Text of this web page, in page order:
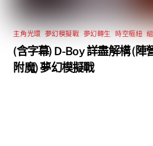
主角光環 夢幻模擬戰 夢幻轉生 ,時空樞紐 ,
(含字幕) D-Boy 詳盡解構 (陣
附魔) 夢幻模擬戰